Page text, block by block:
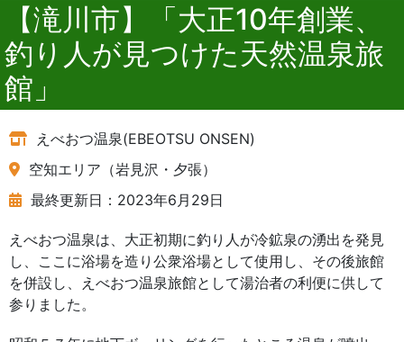
【滝川市】「大正10年創業、
釣り人が見つけた天然温泉旅
館」
えべおつ温泉(EBEOTSU ONSEN)
空知エリア（岩見沢・夕張）
最終更新日：2023年6月29日
えべおつ温泉は、大正初期に釣り人が冷鉱泉の湧出を発見
し、ここに浴場を造り公衆浴場として使用し、その後旅館
を併設し、えべおつ温泉旅館として湯治者の利便に供して
参りました。